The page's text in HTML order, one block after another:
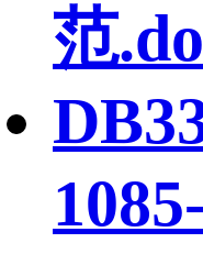
范